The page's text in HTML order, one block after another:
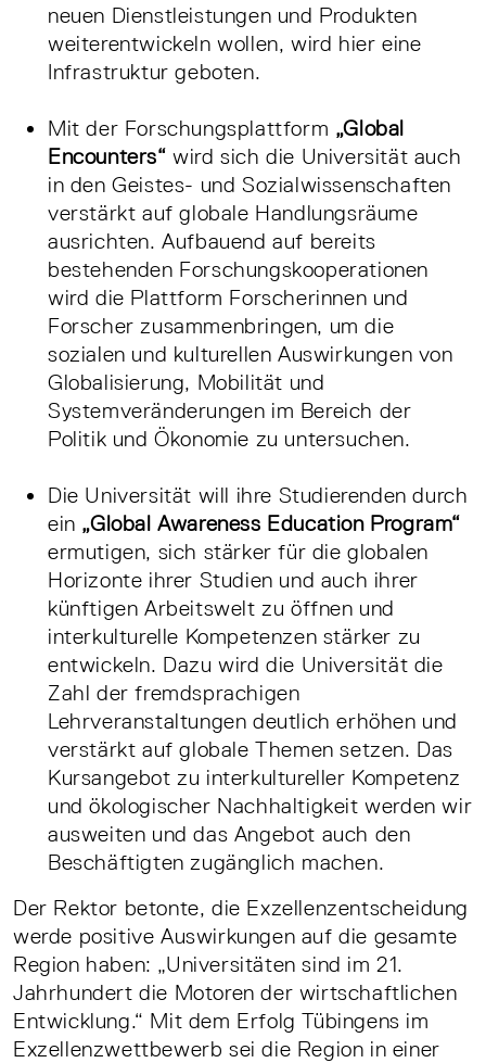
neuen Dienstleistungen und Produkten
weiterentwickeln wollen, wird hier eine
Infrastruktur geboten.
Mit der Forschungsplattform „Global
Encounters“ wird sich die Universität auch
in den Geistes- und Sozialwissenschaften
verstärkt auf globale Handlungsräume
ausrichten. Aufbauend auf bereits
bestehenden Forschungskooperationen
wird die Plattform Forscherinnen und
Forscher zusammenbringen, um die
sozialen und kulturellen Auswirkungen von
Globalisierung, Mobilität und
Systemveränderungen im Bereich der
Politik und Ökonomie zu untersuchen.
Die Universität will ihre Studierenden durch
ein „Global Awareness Education Program“
ermutigen, sich stärker für die globalen
Horizonte ihrer Studien und auch ihrer
künftigen Arbeitswelt zu öffnen und
interkulturelle Kompetenzen stärker zu
entwickeln. Dazu wird die Universität die
Zahl der fremdsprachigen
Lehrveranstaltungen deutlich erhöhen und
verstärkt auf globale Themen setzen. Das
Kursangebot zu interkultureller Kompetenz
und ökologischer Nachhaltigkeit werden wir
ausweiten und das Angebot auch den
Beschäftigten zugänglich machen.
Der Rektor betonte, die Exzellenzentscheidung
werde positive Auswirkungen auf die gesamte
Region haben: „Universitäten sind im 21.
Jahrhundert die Motoren der wirtschaftlichen
Entwicklung.“ Mit dem Erfolg Tübingens im
Exzellenzwettbewerb sei die Region in einer